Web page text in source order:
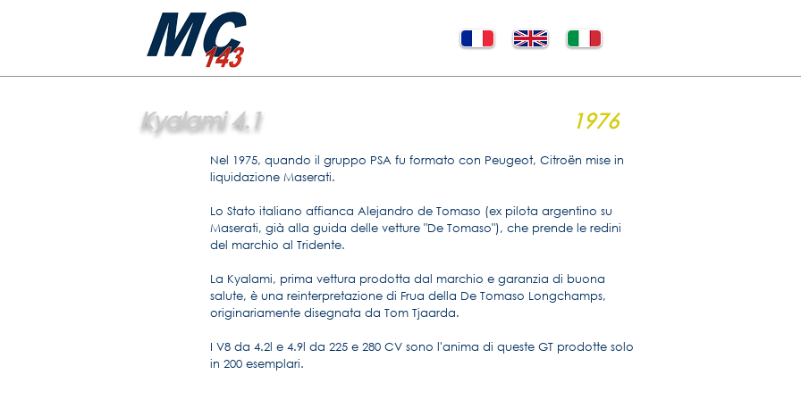
Kyalami 4.1 1976
Nel 1975, quando il gruppo PSA fu formato con Peugeot, Citroën mise in
liquidazione Maserati.
Lo Stato italiano affianca Alejandro de Tomaso (ex pilota argentino su
Maserati, già alla guida delle vetture "De Tomaso"), che prende le redini
del marchio al Tridente.
La Kyalami, prima vettura prodotta dal marchio e garanzia di buona
salute, è una reinterpretazione di Frua della De Tomaso Longchamps,
originariamente disegnata da Tom Tjaarda.
I V8 da 4.2l e 4.9l da 225 e 280 CV sono l'anima di queste GT prodotte solo
in 200 esemplari.